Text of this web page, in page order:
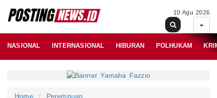
10 Agu 2026
NASIONAL INTERNASIONAL HIBURAN POLHUKAM
Home Perempuan